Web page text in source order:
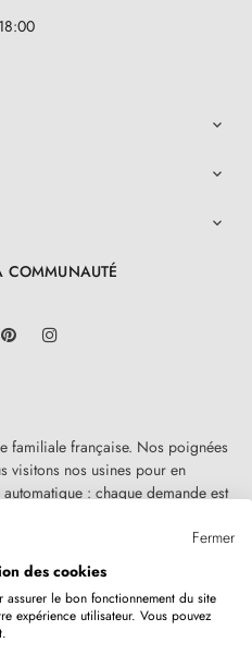



COMMUNAUTÉ
Pinterest
familiale française. Nos poignées
visitons nos usines pour en
: chaque demande est
Tous droits réservés.
Fermer
des cookies
le bon fonctionnement du site
expérience utilisateur. Vous pouvez